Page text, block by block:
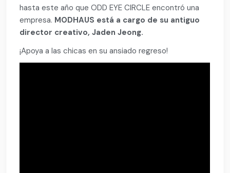
hasta este año que ODD EYE CIRCLE encontró una
empresa. MODHAUS está a cargo de su antiguo
director creativo, Jaden Jeong.
¡Apoya a las chicas en su ansiado regreso!